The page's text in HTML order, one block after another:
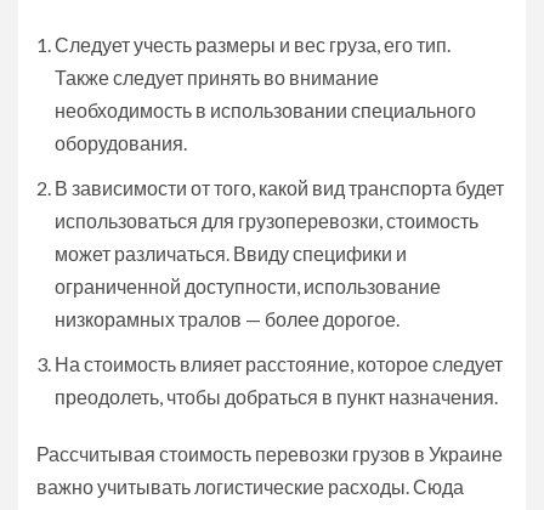
Следует учесть размеры и вес груза, его тип.
Также следует принять во внимание
необходимость в использовании специального
оборудования.
В зависимости от того, какой вид транспорта будет
использоваться для грузоперевозки, стоимость
может различаться. Ввиду специфики и
ограниченной доступности, использование
низкорамных тралов — более дорогое.
На стоимость влияет расстояние, которое следует
преодолеть, чтобы добраться в пункт назначения.
Рассчитывая стоимость перевозки грузов в Украине
важно учитывать логистические расходы. Сюда